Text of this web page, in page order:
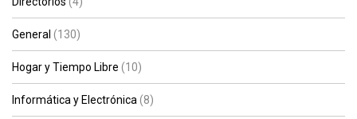
General (130)
Hogar y Tiempo Libre (10)
Informática y Electrónica (8)